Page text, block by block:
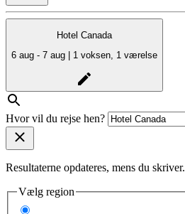
Hotel Canada
6 aug - 7 aug | 1 voksen, 1 værelse
Hvor vil du rejse hen?
Resultaterne opdateres, mens du skriver.
Vælg region